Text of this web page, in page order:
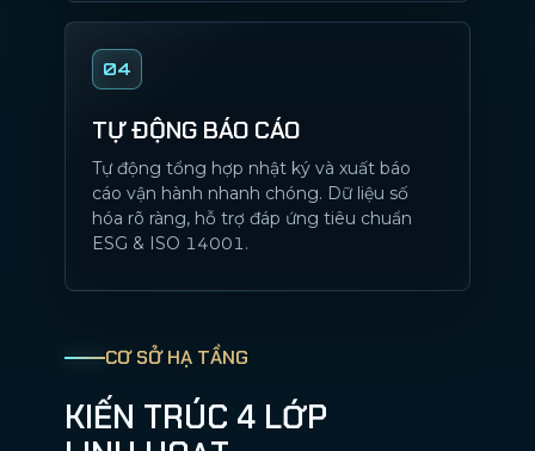
04
TỰ ĐỘNG BÁO CÁO
Tự động tổng hợp nhật ký và xuất báo
cáo vận hành nhanh chóng. Dữ liệu số
hóa rõ ràng, hỗ trợ đáp ứng tiêu chuẩn
ESG & ISO 14001.
CƠ SỞ HẠ TẦNG
KIẾN TRÚC 4 LỚP